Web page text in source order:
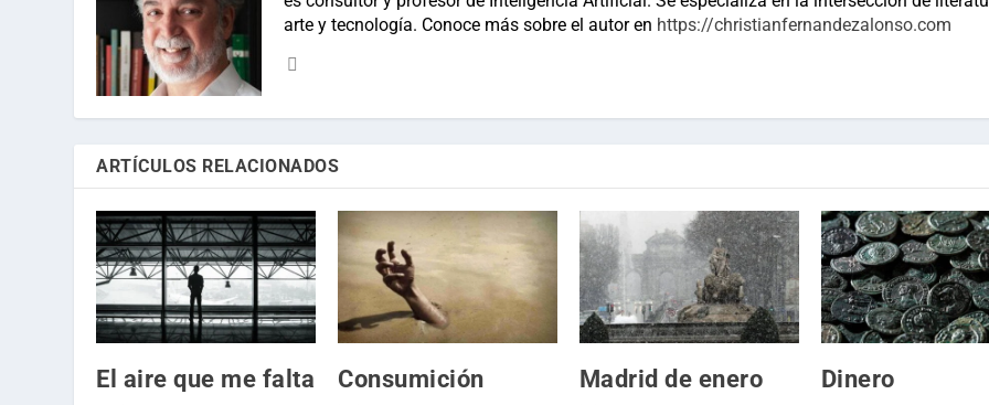
arte y tecnología. Conoce más sobre el autor en https://christianfernandezalonso.com
ARTÍCULOS RELACIONADOS
El aire que me falta Consumición Madrid de enero Dinero